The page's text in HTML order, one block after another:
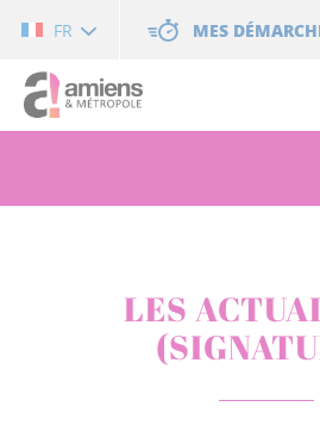
FR MES
LES